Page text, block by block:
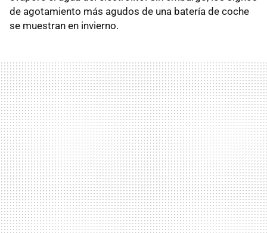
de agotamiento más agudos de una batería de coche
se muestran en invierno.